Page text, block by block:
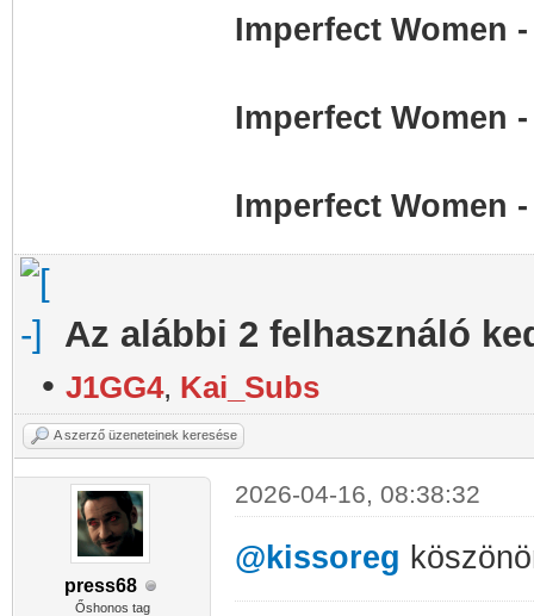
Imperfect Women
Imperfect Women
Imperfect Women
Az alábbi 2 felhasználó
• J1GG4, Kai_Subs
A szerző üzeneteinek keresése
press68
Őshonos tag
2026-04-16, 08:38:32
@kissoreg